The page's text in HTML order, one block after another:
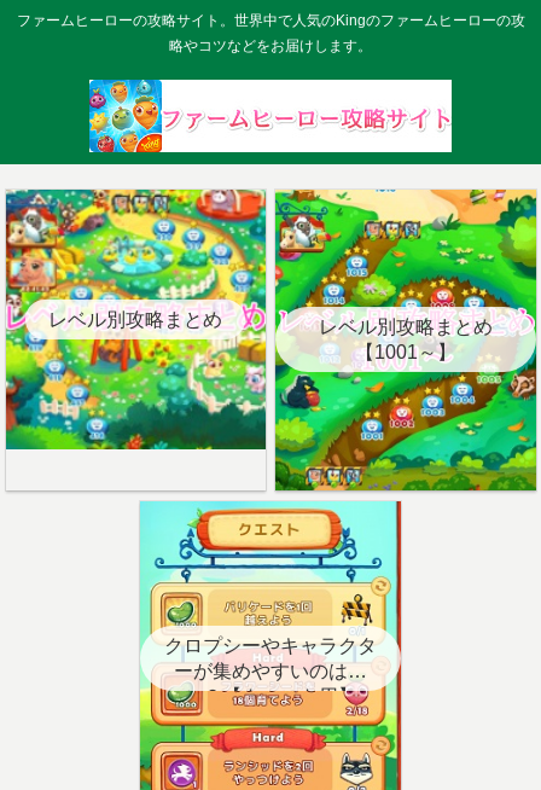
ファームヒーローの攻略サイト。世界中で人気のKingのファームヒーローの攻
略やコツなどをお届けします。
レベル別攻略まとめ
レベル別攻略まとめ
【1001～】
クロプシーやキャラクタ
ーが集めやすいのはど
こ？【クエスト用】